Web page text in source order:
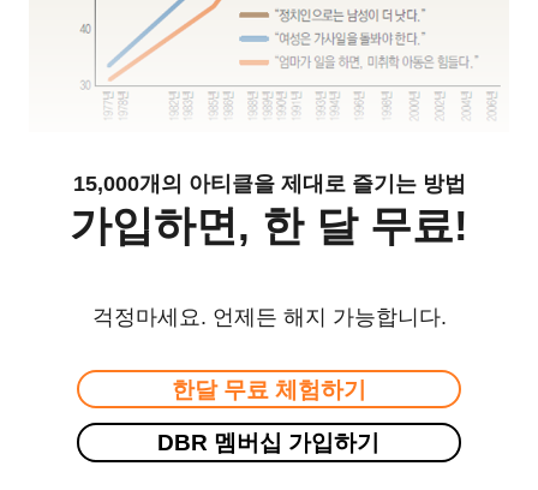
15,000개의 아티클을 제대로 즐기는 방법
가입하면, 한 달 무료!
걱정마세요. 언제든 해지 가능합니다.
한달 무료 체험하기
DBR 멤버십 가입하기